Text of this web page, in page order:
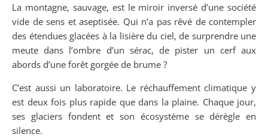
La montagne, sauvage, est le miroir inversé d’une société
vide de sens et aseptisée. Qui n’a pas rêvé de contempler
des étendues glacées à la lisière du ciel, de surprendre une
meute dans l’ombre d’un sérac, de pister un cerf aux
abords d’une forêt gorgée de brume ?
C’est aussi un laboratoire. Le réchauffement climatique y
est deux fois plus rapide que dans la plaine. Chaque jour,
ses glaciers fondent et son écosystème se dérègle en
silence.